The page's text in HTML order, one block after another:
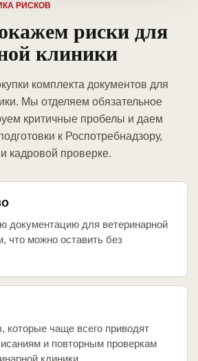
РИСКОВ
риски для
клиники
комплекта документов для
Мы отделяем обязательное
критичные пробелы и даем
к Роспотребнадзору,
кадровой проверке.
документацию для ветеринарной
что можно оставить без
чаще всего приводят
и повторным проверкам
клиники.